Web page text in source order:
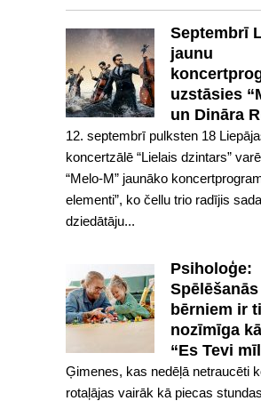
Septembrī
jaunu
uzstāsies
un Dināra
12. septembrī pulksten 18
koncertzālē “Lielais dzintars”
“Melo-M” jaunāko
elementi”, ko čellu trio radījis
dziedātāju...
Psiholoģe:
bērniem ir
nozīmīga
“Es Tevi
Ģimenes, kas nedēļā netraucēti
rotaļājas vairāk kā piecas